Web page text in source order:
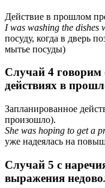
Действие в прошлом
I was washing the dishes
посуду, когда в дверь
мытье посуды)
Случай 4
действиях в
Запланированное
произошло).
She was hoping to get a
уже надеялась на
Случай 5 с
выражения